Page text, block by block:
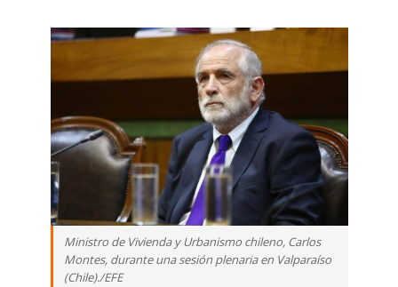
Ministro de Vivienda y Urbanismo chileno, Carlos
Montes, durante una sesión plenaria en Valparaíso
(Chile)./EFE